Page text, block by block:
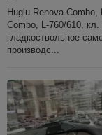
Huglu Renova
Combo, L-760/610,
гладкоствольное
производс...